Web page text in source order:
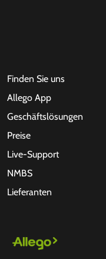
Finden Sie uns
Allego App
Geschäftslösungen
Preise
Live-Support
NMBS
Lieferanten